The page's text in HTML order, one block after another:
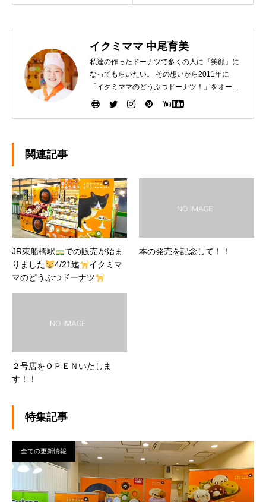
イクミママ 中尾育美
私達の作ったドーナツで多くの人に『笑顔』に
なってもらいたい。 その想いから2011年に
「イクミママのどうぶつドーナツ！」をオープ
ンさせました。 健康で美味しいドーナツを作る
関連記事
JR東船橋駅
での販売が始ま
りました
4/21迄
イクミマ
マのどうぶつドーナツ
本の発売を記念して！！
２号店をＯＰＥＮいたしま
す！！
特集記事
全ての更新情報